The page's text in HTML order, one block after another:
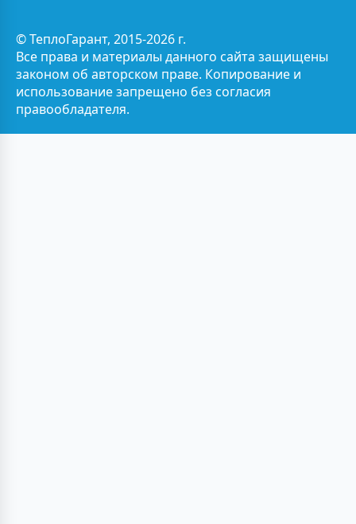
© ТеплоГарант, 2015-2026 г.
Все права и материалы данного сайта защищены
законом об авторском праве. Копирование и
использование запрещено без согласия
правообладателя.